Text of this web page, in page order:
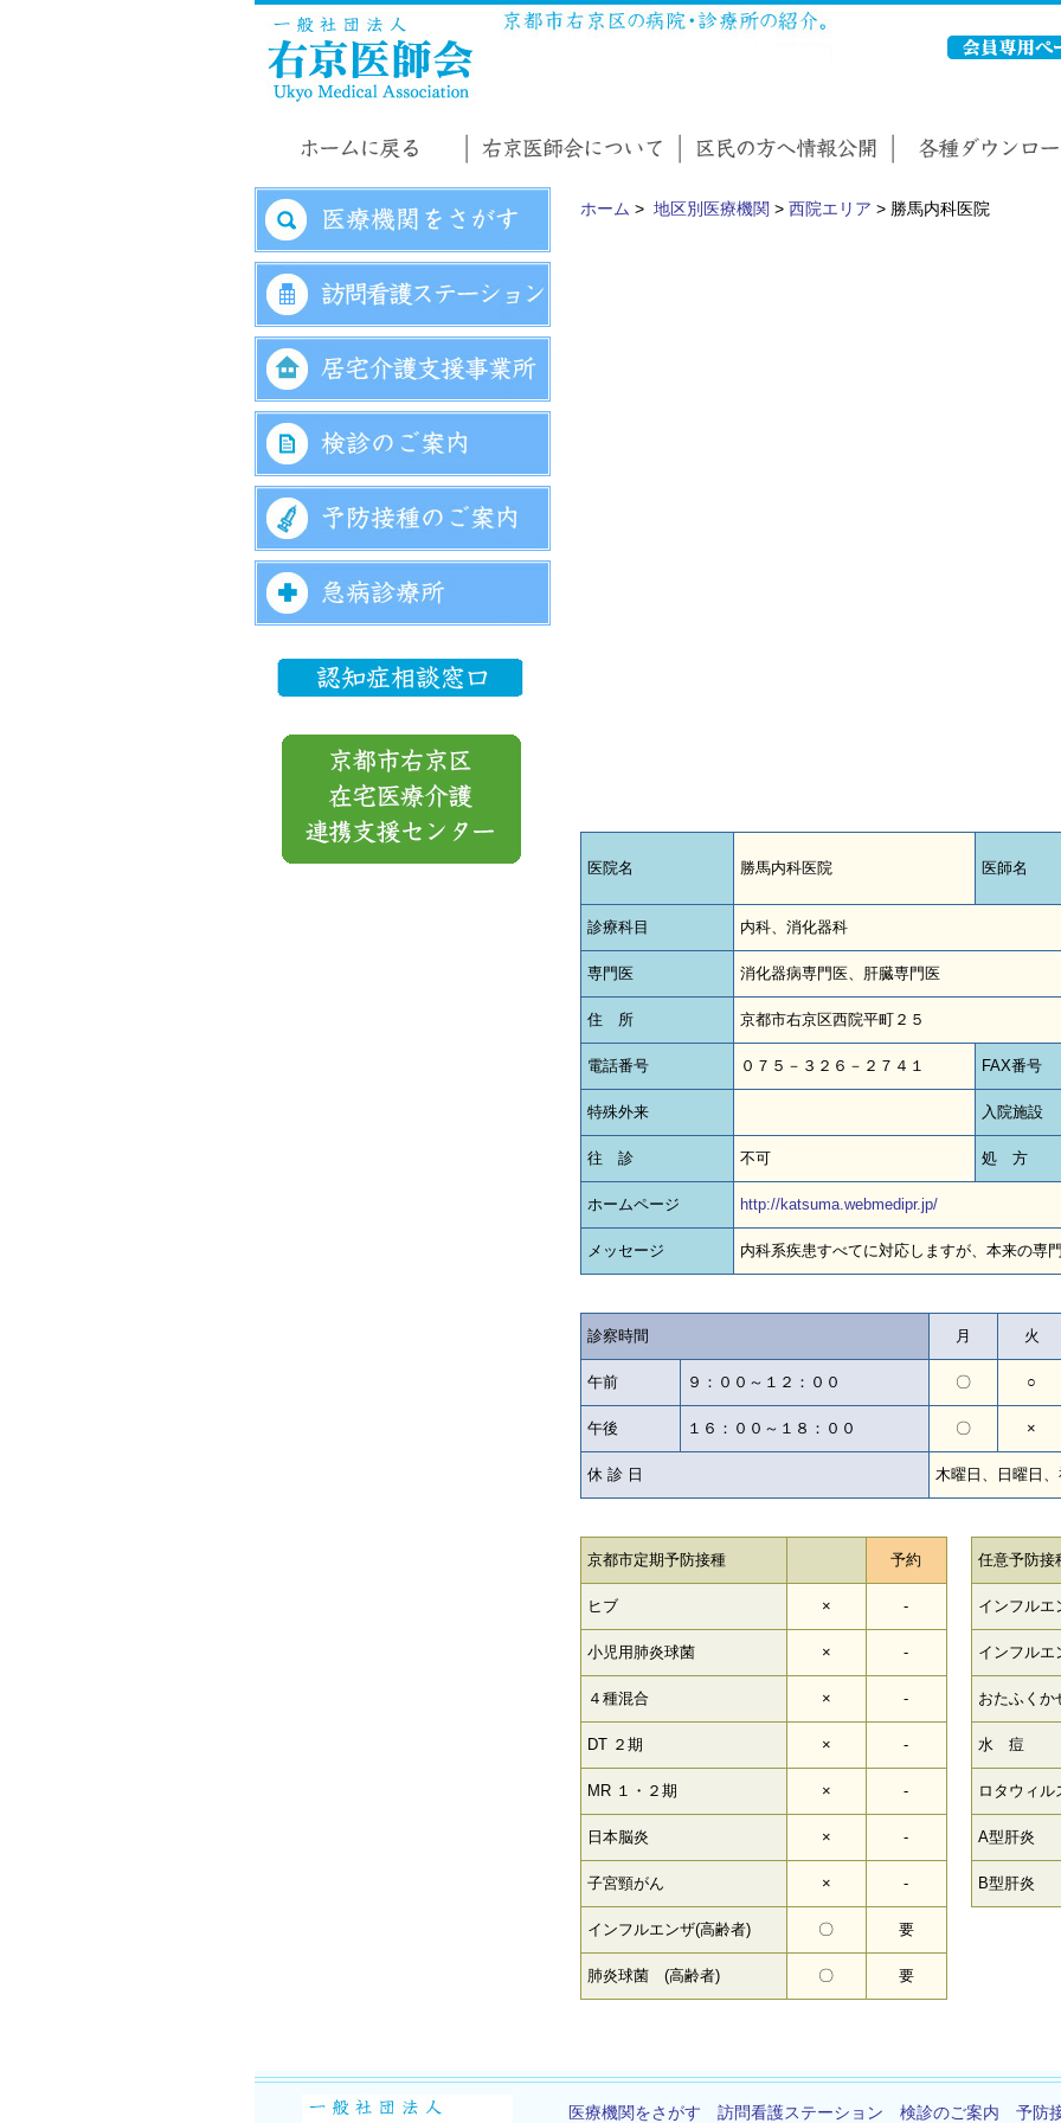
ホーム > 地区別医療機関 > 西院エリア > 勝馬内科医院
医院名 勝馬内科医院 医師名
診療科目 内科、消化器科
専門医 消化器病専門医、肝臓専門医
住 所 京都市右京区西院平町２５
電話番号 ０７５－３２６－２７４１ FAX番号
特殊外来 入院施設
往 診 不可 処 方
ホームページ http://katsuma.webmedipr.jp/
メッセージ 内科系疾患すべてに対応しますが、本来の専
診察時間 月 火
午前 ９：００～１２：００ 〇 ○
午後 １６：００～１８：００ 〇 ×
休 診 日 木曜日、日曜日、
京都市定期予防接種 予約
ヒブ × -
小児用肺炎球菌 × -
４種混合 × -
DT ２期 × -
MR １・２期 × -
日本脳炎 × -
子宮頸がん × -
インフルエンザ(高齢者) 〇 要
肺炎球菌 (高齢者) 〇 要
任意予防接
インフルエ
インフルエ
おたふくか
水 痘
ロタウィル
A型肝炎
B型肝炎
医療機関をさがす 訪問看護ステーション 検診のご案内 予防